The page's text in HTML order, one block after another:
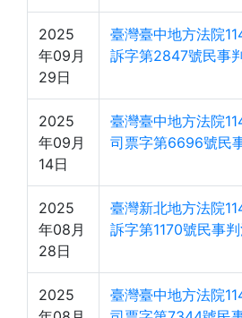
2025
年09月
29日
臺灣臺中地方法院
訴字第2847號民事
2025
年09月
14日
臺灣臺中地方法院
司票字第6696號民
2025
年08月
28日
臺灣新北地方法院
訴字第1170號民事
2025
臺灣臺中地方法院